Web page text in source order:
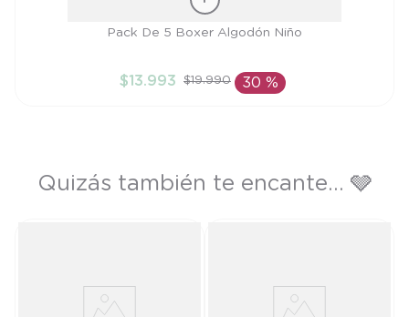
AÑADIR AL CARRITO
Pack De 5 Boxer Algodón Niño
$13.993 $19.990 30 %
Quizás también te encante... 🩶